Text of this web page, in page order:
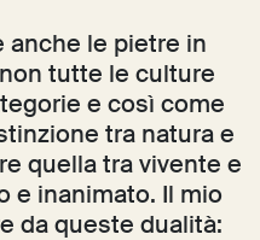
anche le pietre in
tutte le culture
e così come
tra natura e
quella tra vivente e
e inanimato. Il mio
da queste dualità: